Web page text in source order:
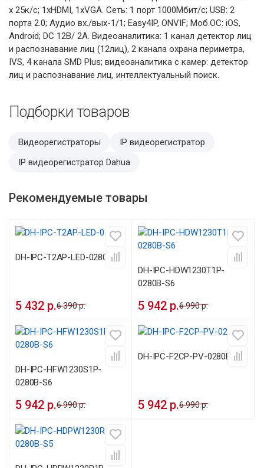
х 25к/с; 1хHDMI, 1хVGA. Сеть: 1 порт 1000Мбит/с; USB: 2
порта 2.0; Аудио вх./вых-1/1; Easy4IP, ONVIF; Моб.ОС: iOS,
Android; DC 12В/ 2А. Видеоаналитика: 1 канал детектор лиц
и распознавание лиц (12лиц), 2 канала охрана периметра,
IVS, 4 канала SMD Plus; видеоаналитика с камер: детектор
лиц и распознавание лиц, интеллектуальный поиск.
Подборки товаров
Видеорегистраторы
IP видеорегистратор
IP видеорегистратор Dahua
Рекомендуемые товары
DH-IPC-T2AP-LED-0280B
5 432 р.6 390 р.
DH-IPC-HDW1230T1P-
0280B-S6
5 942 р.6 990 р.
DH-IPC-HFW1230S1P-
0280B-S6
5 942 р.6 990 р.
DH-IPC-F2CP-PV-0280B
5 942 р.6 990 р.